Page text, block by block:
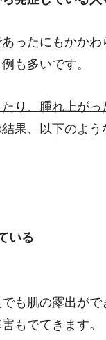
ったにもかか
も多いです。
り、腫れ上が
果、以下のよう
いる
も肌の露出が
もでてきます。